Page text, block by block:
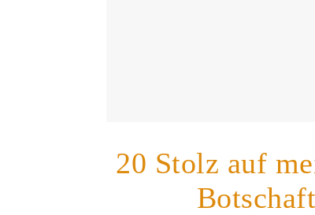
20 Stolz auf